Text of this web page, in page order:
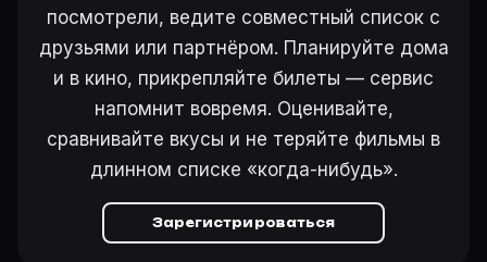
посмотрели, ведите совместный список с
друзьями или партнёром. Планируйте дома
и в кино, прикрепляйте билеты — сервис
напомнит вовремя. Оценивайте,
сравнивайте вкусы и не теряйте фильмы в
длинном списке «когда-нибудь».
Зарегистрироваться